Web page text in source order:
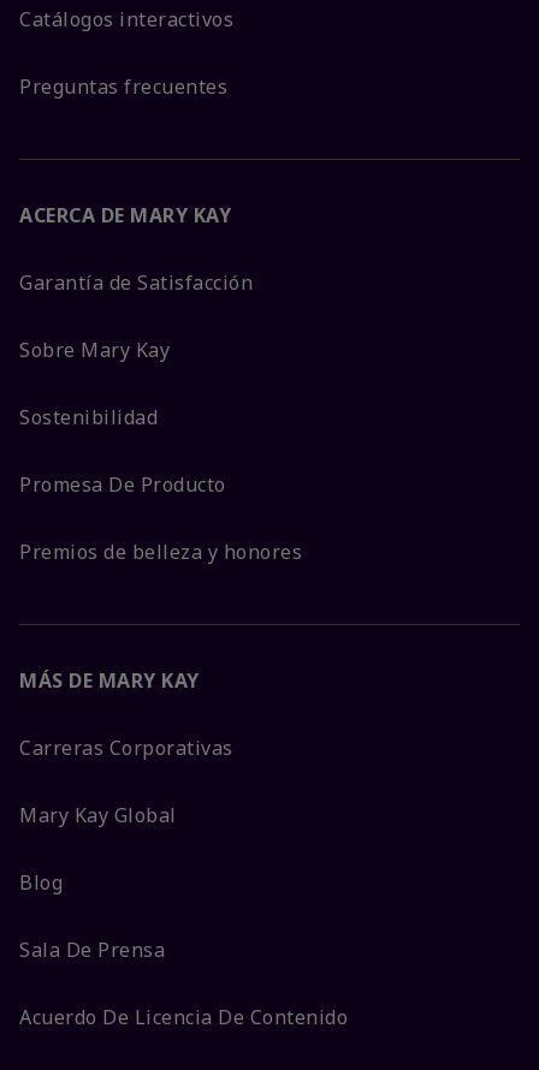
Catálogos interactivos
Preguntas frecuentes
ACERCA DE MARY KAY
Garantía de Satisfacción
Sobre Mary Kay
Sostenibilidad
Promesa De Producto
Premios de belleza y honores
MÁS DE MARY KAY
Carreras Corporativas
Mary Kay Global
Blog
Sala De Prensa
Acuerdo De Licencia De Contenido